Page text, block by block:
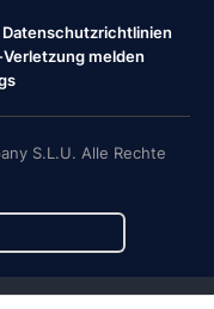
Datenschutzrichtlinien
melden
S.L.U. Alle Rechte